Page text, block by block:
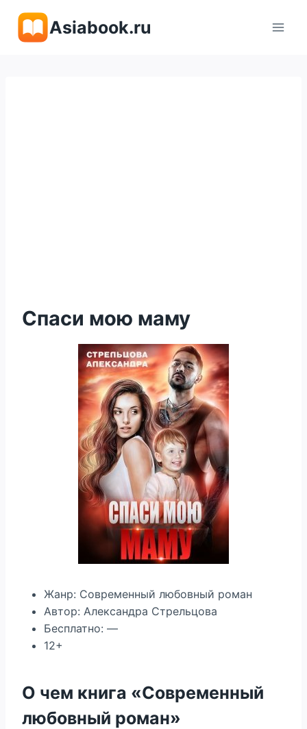
содержимому
Asiabook.ru
Спаси мою маму
Жанр: Современный любовный роман
Автор: Александра Стрельцова
Бесплатно: —
12+
О чем книга «Современный
любовный роман»